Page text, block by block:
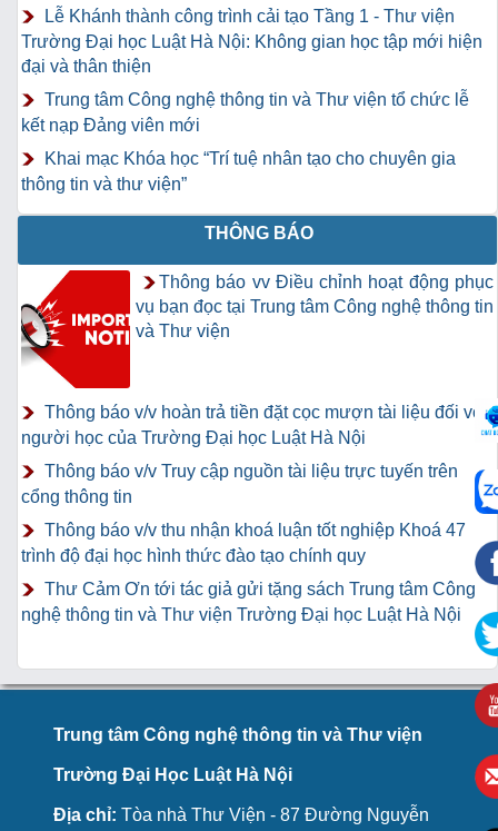
Lễ Khánh thành công trình cải tạo Tầng 1 - Thư viện
Trường Đại học Luật Hà Nội: Không gian học tập mới hiện
đại và thân thiện
Trung tâm Công nghệ thông tin và Thư viện tổ chức lễ
kết nạp Đảng viên mới
Khai mạc Khóa học “Trí tuệ nhân tạo cho chuyên gia
thông tin và thư viện”
THÔNG BÁO
Thông báo vv Điều chỉnh hoạt động phục
vụ bạn đọc tại Trung tâm Công nghệ thông tin
và Thư viện
Thông báo v/v hoàn trả tiền đặt cọc mượn tài liệu đối với
người học của Trường Đại học Luật Hà Nội
Thông báo v/v Truy cập nguồn tài liệu trực tuyến trên
cổng thông tin
Thông báo v/v thu nhận khoá luận tốt nghiệp Khoá 47
trình độ đại học hình thức đào tạo chính quy
Thư Cảm Ơn tới tác giả gửi tặng sách Trung tâm Công
nghệ thông tin và Thư viện Trường Đại học Luật Hà Nội
Trung tâm Công nghệ thông tin và Thư viện
Trường Đại Học Luật Hà Nội
Địa chỉ: Tòa nhà Thư Viện - 87 Đường Nguyễn